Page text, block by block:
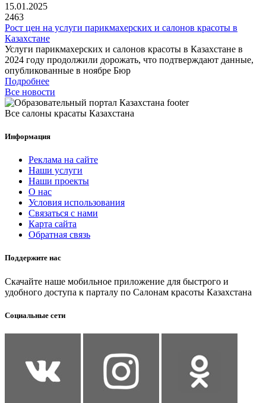
15.01.2025
2463
Рост цен на услуги парикмахерских и салонов красоты в
Казахстане
Услуги парикмахерских и салонов красоты в Казахстане в
2024 году продолжили дорожать, что подтверждают данные,
опубликованные в ноябре Бюр
Подробнее
Все новости
Все салоны красаты Казахстана
Информация
Реклама на сайте
Наши услуги
Наши проекты
О нас
Условия использования
Связаться с нами
Карта сайта
Обратная связь
Поддержите нас
Скачайте наше мобильное приложение для быстрого и
удобного доступа к парталу по Салонам красоты Казахстана
Социальные сети